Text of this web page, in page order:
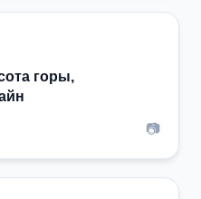
горы,
📷